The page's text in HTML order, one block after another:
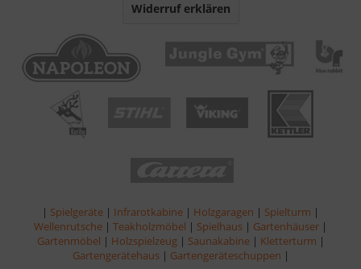
Widerruf erklären
| Spielgeräte | Infrarotkabine | Holzgaragen | Spielturm |
Wellenrutsche | Teakholzmöbel | Spielhaus | Gartenhäuser |
Gartenmöbel | Holzspielzeug | Saunakabine | Kletterturm |
Gartengerätehaus | Gartengeräteschuppen |